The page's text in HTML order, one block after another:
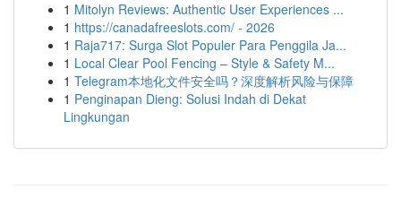
1 Mitolyn Reviews: Authentic User Experiences ...
1 https://canadafreeslots.com/ - 2026
1 Raja717: Surga Slot Populer Para Penggila Ja...
1 Local Clear Pool Fencing – Style & Safety M...
1 Telegram本地化文件安全吗？深度解析风险与保障
1 Penginapan Dieng: Solusi Indah di Dekat
Lingkungan